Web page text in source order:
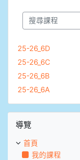
搜尋課程
25-26_6D
25-26_6C
25-26_6B
25-26_6A
跳過導覽區塊
導覽
首頁
我的課程